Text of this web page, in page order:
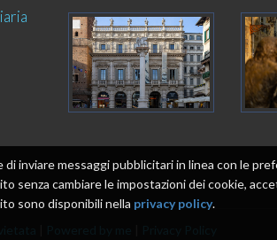
inviare messaggi pubblicitari in linea con le
senza cambiare le impostazioni dei cookie,
sono disponibili nella privacy policy.